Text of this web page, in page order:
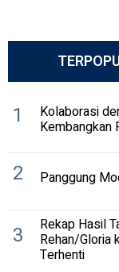
1 Kolaborasi
Kembangkan
2 Panggung
3 Rekap Hasil
Rehan/Gloria
Terhenti